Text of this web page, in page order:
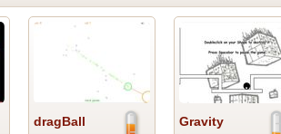
dragBall
Gravity